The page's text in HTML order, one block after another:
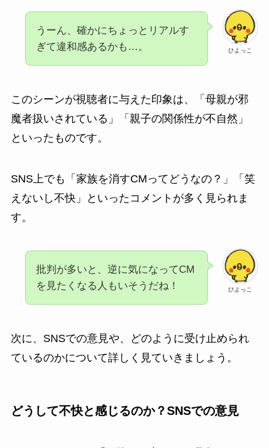
ひよっこ
うーん、確かにちょっとリアルす
ぎて違和感あるかも…。
このシーンが視聴者に与えた印象は、「母親が邪
魔者扱いされている」「親子の関係性が不自然」
といったものです。
SNS上でも「家族を消すCMってどうなの？」「笑
えないし不快」といったコメントが多く見られま
す。
ひよっこ
批判が多いと、逆に気になってCM
を見たくなる人もいそうだね！
次に、SNSでの意見や、どのように受け止められ
ているのかについて詳しく見ていきましょう。
どうして不快と感じるのか？SNSでの意見